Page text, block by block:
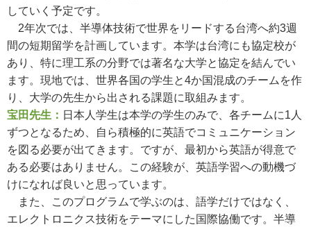
していく予定です。
2年次では、半導体技術で世界をリードする台湾へ約3週
間の短期留学を計画しています。本学は台湾にも協定校が
あり、特に理工系の分野では著名な大学と協定を結んでい
ます。現地では、世界各国の学生と4か国混成のチームを作
り、大学の先生から出される課題に取組みます。
宝田先生： 日本人学生は本学の学生のみで、各チームに1人
ずつとなるため、自ら積極的に英語でコミュニケーション
を図る必要が出てきます。ですが、最初から英語が得意で
ある必要はありません。この経験が、英語学習への動機づ
けになれば良いと思っています。
また、このプログラムで学ぶのは、語学だけではなく、
エレクトロニクス技術をテーマにした国際協働です。半導